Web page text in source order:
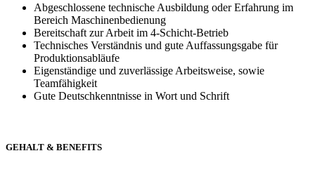
Abgeschlossene technische Ausbildung oder Erfahrung im
Bereich Maschinenbedienung
Bereitschaft zur Arbeit im 4-Schicht-Betrieb
Technisches Verständnis und gute Auffassungsgabe für
Produktionsabläufe
Eigenständige und zuverlässige Arbeitsweise, sowie
Teamfähigkeit
Gute Deutschkenntnisse in Wort und Schrift
GEHALT & BENEFITS